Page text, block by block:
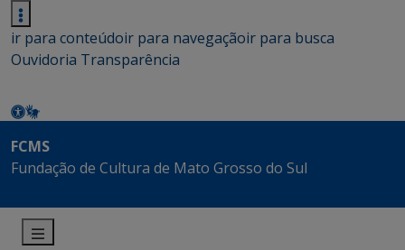
ir para conteúdoir para navegaçãoir para busca
Ouvidoria Transparência
FCMS
Fundação de Cultura de Mato Grosso do Sul